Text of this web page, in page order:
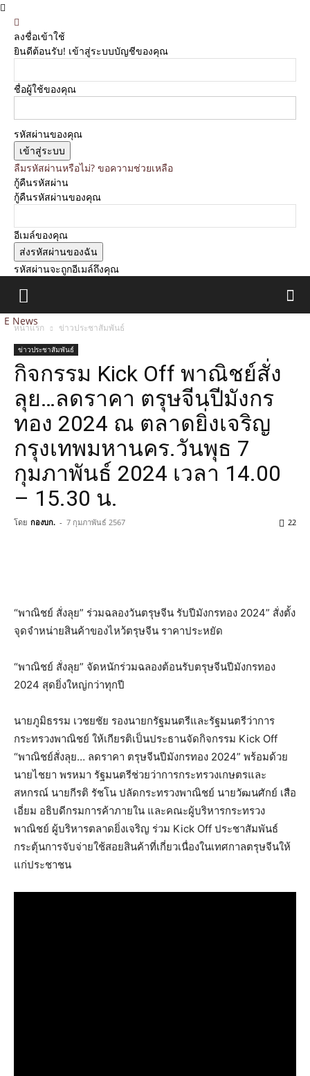
ลงชื่อเข้าใช้
ยินดีต้อนรับ! เข้าสู่ระบบบัญชีของคุณ
ชื่อผู้ใช้ของคุณ
รหัสผ่านของคุณ
ลืมรหัสผ่านหรือไม่? ขอความช่วยเหลือ
กู้คืนรหัสผ่าน
กู้คืนรหัสผ่านของคุณ
อีเมล์ของคุณ
รหัสผ่านจะถูกอีเมล์ถึงคุณ
E News
หน้าแรก ข่าวประชาสัมพันธ์
ข่าวประชาสัมพันธ์
กิจกรรม Kick Off พาณิชย์สั่ง
ลุย…ลดราคา ตรุษจีนปีมังกร
ทอง 2024 ณ ตลาดยิ่งเจริญ
กรุงเทพมหานคร.วันพุธ 7
กุมภาพันธ์ 2024 เวลา 14.00
– 15.30 น.
โดย กองบก. - 7 กุมภาพันธ์ 2567 22
“พาณิชย์ สั่งลุย” ร่วมฉลองวันตรุษจีน รับปีมังกรทอง 2024” สั่งตั้ง
จุดจำหน่ายสินค้าของไหว้ตรุษจีน ราคาประหยัด
“พาณิชย์ สั่งลุย” จัดหนักร่วมฉลองต้อนรับตรุษจีนปีมังกรทอง
2024 สุดยิ่งใหญ่กว่าทุกปี
นายภูมิธรรม เวชยชัย รองนายกรัฐมนตรีและรัฐมนตรีว่าการ
กระทรวงพาณิชย์ ให้เกียรติเป็นประธานจัดกิจกรรม Kick Off
“พาณิชย์สั่งลุย… ลดราคา ตรุษจีนปีมังกรทอง 2024” พร้อมด้วย
นายไชยา พรหมา รัฐมนตรีช่วยว่าการกระทรวงเกษตรและ
สหกรณ์ นายกีรติ รัชโน ปลัดกระทรวงพาณิชย์ นายวัฒนศักย์ เสือ
เอี่ยม อธิบดีกรมการค้าภายใน และคณะผู้บริหารกระทรวง
พาณิชย์ ผู้บริหารตลาดยิ่งเจริญ ร่วม Kick Off ประชาสัมพันธ์
กระตุ้นการจับจ่ายใช้สอยสินค้าที่เกี่ยวเนื่องในเทศกาลตรุษจีนให้
แก่ประชาชน